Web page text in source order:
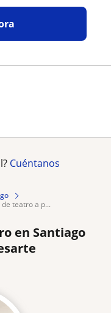
Cuéntanos
teatro a p...
en Santiago